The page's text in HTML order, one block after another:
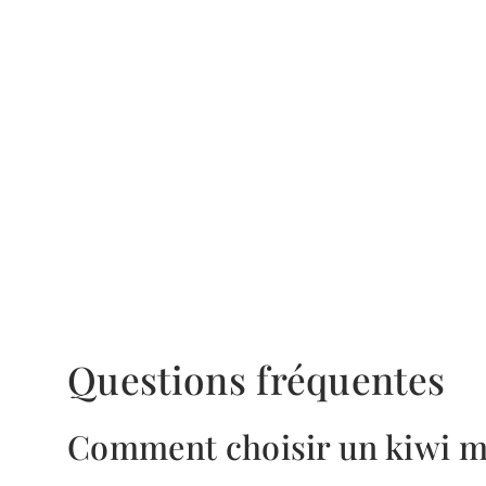
Questions fréquentes
Comment choisir un kiwi